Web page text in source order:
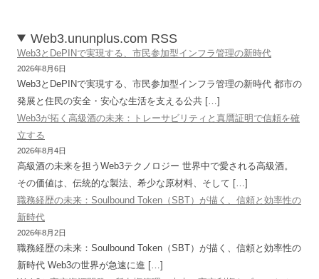
Web3.ununplus.com RSS
Web3とDePINで実現する、市民参加型インフラ管理の新時代
2026年8月6日
Web3とDePINで実現する、市民参加型インフラ管理の新時代 都市の
発展と住民の安全・安心な生活を支える公共 […]
Web3が拓く高級酒の未来：トレーサビリティと真贋証明で信頼を確
立する
2026年8月4日
高級酒の未来を担うWeb3テクノロジー 世界中で愛される高級酒。
その価値は、伝統的な製法、希少な原材料、そして […]
職務経歴の未来：Soulbound Token（SBT）が描く、信頼と効率性の
新時代
2026年8月2日
職務経歴の未来：Soulbound Token（SBT）が描く、信頼と効率性の
新時代 Web3の世界が急速に進 […]